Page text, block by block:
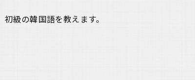
級の韓国語を教えます。